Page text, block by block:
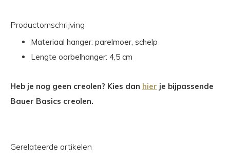
Productomschrijving
Materiaal hanger: parelmoer, schelp
Lengte oorbelhanger: 4,5 cm
Heb je nog geen creolen? Kies dan hier je bijpassende
Bauer Basics creolen.
Gerelateerde artikelen